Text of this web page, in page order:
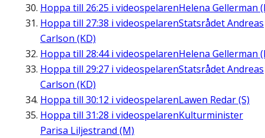
Hoppa till 26:25 i videospelarenHelena Gellerman
Hoppa till 27:38 i videospelarenStatsrådet Andreas
Carlson (KD)
Hoppa till 28:44i videospelarenHelena Gellerman
Hoppa till 29:27 i videospelarenStatsrådet Andreas
Carlson (KD)
Hoppa till 30:12 i videospelarenLawen Redar (S)
Hoppa till 31:28 i videospelarenKulturminister
Parisa Liljestrand (M)